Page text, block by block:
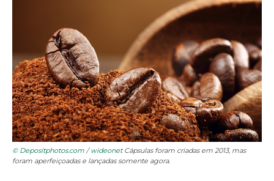
© Depositphotos.com / wideonetCápsulas foram criadas em 2013, mas
foram aperfeiçoadas e lançadas somente agora.